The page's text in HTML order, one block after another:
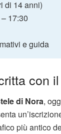
di 14 anni)
17:30
e guida
con
di Nora,
più antico